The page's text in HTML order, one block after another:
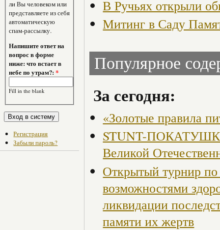
ли Вы человеком или
представляете из себя
автоматическую
спам-рассылку.
Напишите ответ на
вопрос в форме
ниже: что встает в
небе по утрам?:*
Fill in the blank
Регистрация
Забыли пароль?
В Ручьях открыли
Митинг в Саду
Популярное
За сегодня:
«Золотые правила
STUNT-
Великой
Открытый турнир
возможностями
ликвидации
памяти их жертв